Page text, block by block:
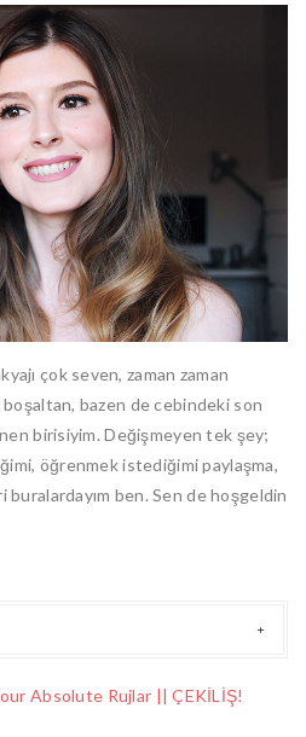
çok seven, zaman zaman
bazen de cebindeki son
birisiyim. Değişmeyen tek şey;
öğrenmek istediğimi paylaşma,
ben. Sen de hoşgeldin
Absolute Rujlar || ÇEKİLİŞ!